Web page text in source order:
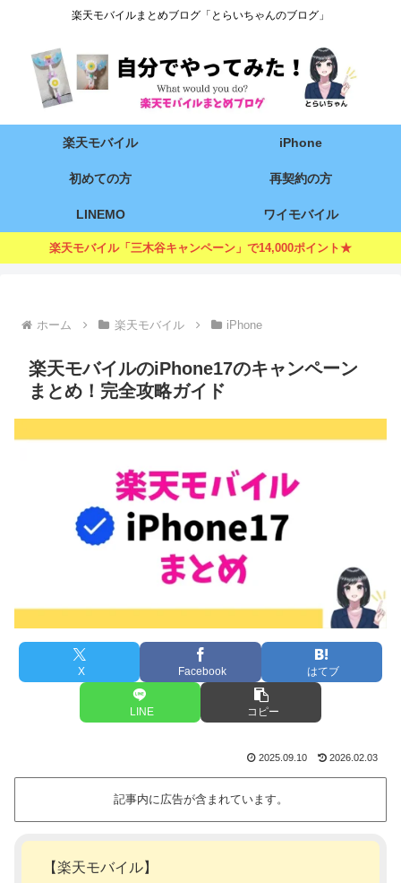
楽天モバイルまとめブログ「とらいちゃんのブログ」
楽天モバイル iPhone
初めての方 再契約の方
LINEMO ワイモバイル
楽天モバイル「三木谷キャンペーン」で14,000ポイント★
ホーム 楽天モバイル iPhone
楽天モバイルのiPhone17のキャンペーン
まとめ！完全攻略ガイド
X Facebook はてブ
LINE コピー
2025.09.10 2026.02.03
記事内に広告が含まれています。
【楽天モバイル】